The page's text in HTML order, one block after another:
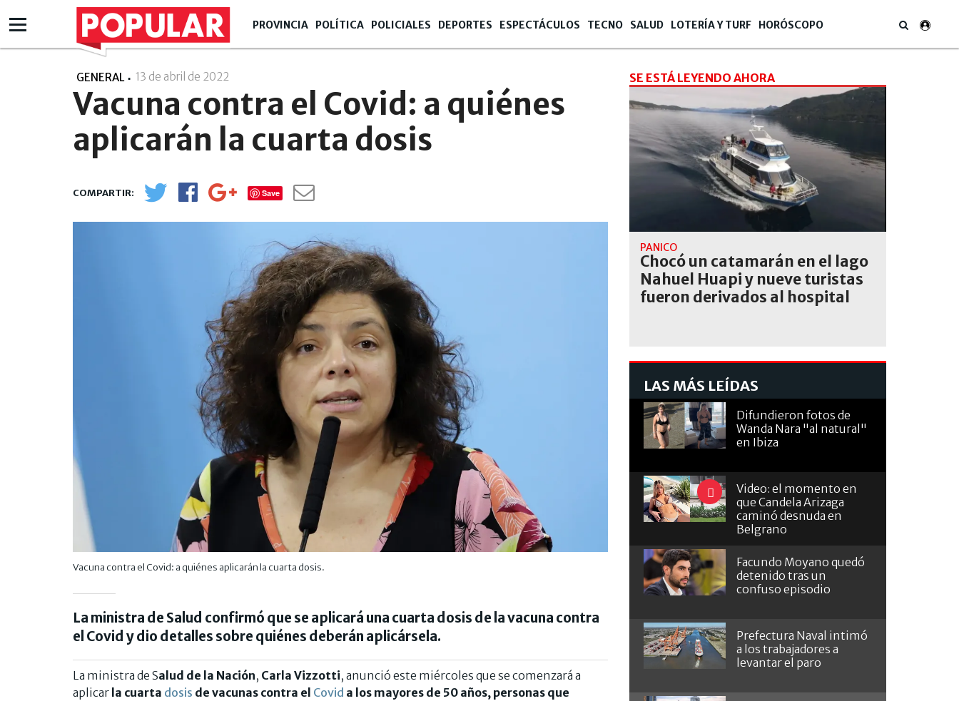
PROVINCIA POLÍTICA POLICIALES DEPORTES ESPECTÁCULOS TECNO SALUD LOTERÍA Y TURF HORÓSCOPO
GENERAL 13 de abril de 2022
Vacuna contra el Covid: a quiénes
aplicarán la cuarta dosis
Save
Vacuna contra el Covid: a quiénes aplicarán la cuarta dosis.
La ministra de Salud confirmó que se aplicará una cuarta dosis de la vacuna contra
el Covid y dio detalles sobre quiénes deberán aplicársela.
La ministra de Salud de la Nación, Carla Vizzotti, anunció este miércoles que se comenzará a
aplicar la cuarta dosis de vacunas contra el Covid a los mayores de 50 años, personas que
SE ESTÁ LEYENDO AHORA
PÁNICO
Chocó un catamarán en el lago
Nahuel Huapi y nueve turistas
fueron derivados al hospital
LAS MÁS LEÍDAS
Difundieron fotos de
Wanda Nara "al natural"
en Ibiza
Video: el momento en
que Candela Arizaga
caminó desnuda en
Belgrano
Facundo Moyano quedó
detenido tras un
confuso episodio
Prefectura Naval intimó
a los trabajadores a
levantar el paro